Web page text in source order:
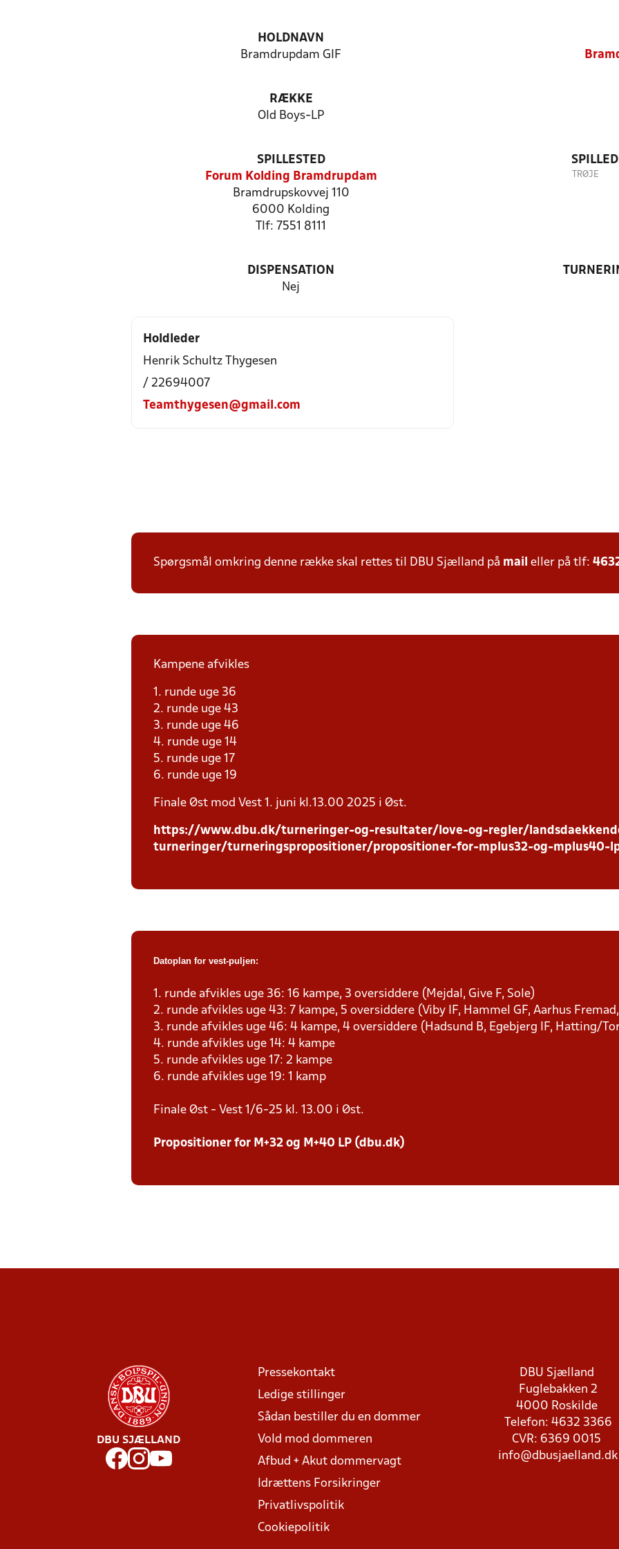
HOLDNAVN
Bramdrupdam GIF
RÆKKE
Old Boys-LP
SPILLESTED
Forum Kolding Bramdrupdam
Bramdrupskovvej 110
6000 Kolding
Tlf: 7551 8111
TRØJE
DISPENSATION
Nej
Holdleder
Henrik Schultz Thygesen
/ 22694007
Teamthygesen@gmail.com
Spørgsmål omkring denne række skal rettes til DBU Sjælland på mail eller på tlf:
Kampene afvikles
1. runde uge 36
2. runde uge 43
3. runde uge 46
4. runde uge 14
5. runde uge 17
6. runde uge 19
Finale Øst mod Vest 1. juni kl.13.00 2025 i Øst.
https://www.dbu.dk/turneringer-og-resultater/love-og-regler/
turneringer/turneringspropositioner/propositioner-for-mplus32-og-mplus40-
Datoplan for vest-puljen:
1. runde afvikles uge 36: 16 kampe, 3 oversiddere (Mejdal, Give F, Sole)
2. runde afvikles uge 43: 7 kampe, 5 oversiddere (Viby IF, Hammel GF, Aarhus
3. runde afvikles uge 46: 4 kampe, 4 oversiddere (Hadsund B, Egebjerg IF, Hatting/
4. runde afvikles uge 14: 4 kampe
5. runde afvikles uge 17: 2 kampe
6. runde afvikles uge 19: 1 kamp
Finale Øst - Vest 1/6-25 kl. 13.00 i Øst.
Propositioner for M+32 og M+40 LP (dbu.dk)
DBU SJÆLLAND
Pressekontakt
Ledige stillinger
Sådan bestiller du en dommer
Vold mod dommeren
Afbud + Akut dommervagt
Idrættens Forsikringer
Privatlivspolitik
Cookiepolitik
DBU Sjælland
Fuglebakken 2
4000 Roskilde
Telefon: 4632 3366
CVR: 6369 0015
info@dbusjaelland.dk